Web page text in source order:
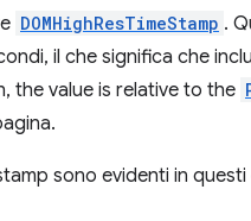
DOMHighResTimeStamp .
il che significa che
the value is relative to the
sono evidenti in questi